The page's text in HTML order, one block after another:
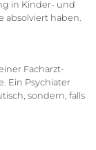
in Kinder- und
haben.
Facharzt-
Ein Psychiater
sondern, falls